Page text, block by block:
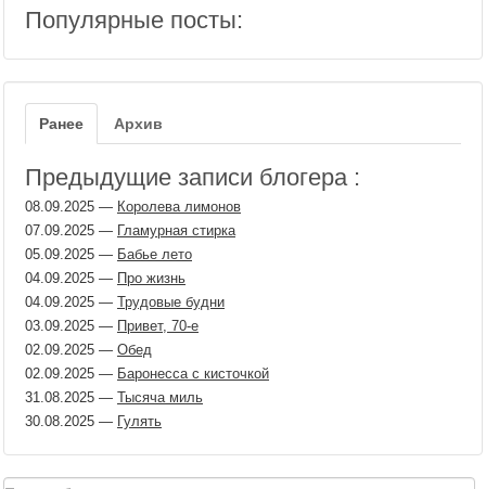
Популярные посты:
Ранее Архив
Предыдущие записи блогера :
08.09.2025 — Королева лимонов
07.09.2025 — Гламурная стирка
05.09.2025 — Бабье лето
04.09.2025 — Про жизнь
04.09.2025 — Трудовые будни
03.09.2025 — Привет, 70-е
02.09.2025 — Обед
02.09.2025 — Баронесса с кисточкой
31.08.2025 — Тысяча миль
30.08.2025 — Гулять